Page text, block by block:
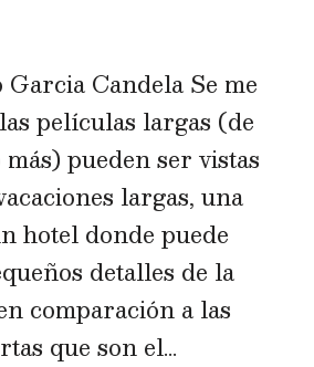
Candela Se me
películas largas (de
pueden ser vistas
largas, una
hotel donde puede
detalles de la
comparación a las
que son el...